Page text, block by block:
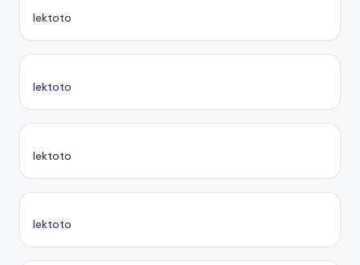
lektoto
lektoto
lektoto
lektoto